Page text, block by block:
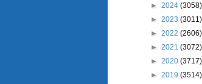
► 2024 (3058)
► 2023 (3011)
► 2022 (2606)
► 2021 (3072)
► 2020 (3717)
► 2019 (3514)